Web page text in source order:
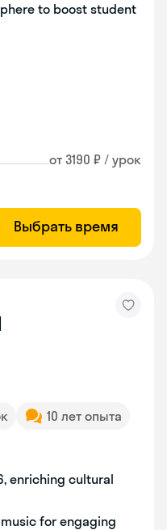
to boost student
от 3190 ₽ / урок
Выбрать время
10 лет опыта
enriching cultural
for engaging